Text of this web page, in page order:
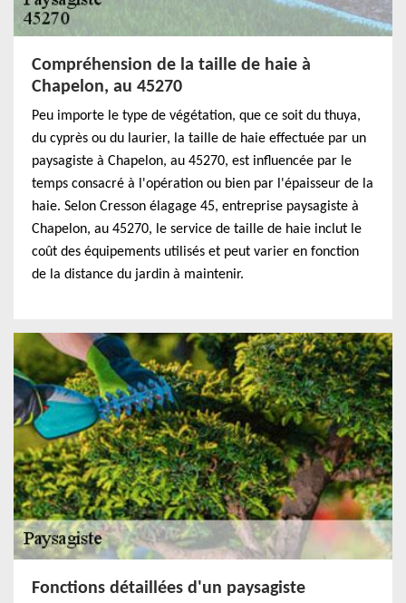
Compréhension de la taille de haie à
Chapelon, au 45270
Peu importe le type de végétation, que ce soit du thuya,
du cyprès ou du laurier, la taille de haie effectuée par un
paysagiste à Chapelon, au 45270, est influencée par le
temps consacré à l'opération ou bien par l'épaisseur de la
haie. Selon Cresson élagage 45, entreprise paysagiste à
Chapelon, au 45270, le service de taille de haie inclut le
coût des équipements utilisés et peut varier en fonction
de la distance du jardin à maintenir.
Fonctions détaillées d'un paysagiste